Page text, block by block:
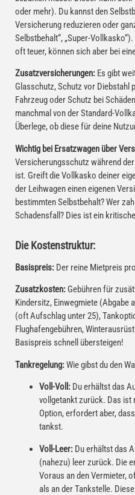
oder mehr). Du kannst den
Versicherung reduzieren oder
Selbstbehalt“, „Super-
oft teuer, können sich aber bei
Zusatzversicherungen: Es gibt
Glasschutz, Schutz vor Diebstahl
Fahrzeug oder Schutz bei
manchmal von der Standard-
Überlege, ob diese für deine
Wichtig bei Ersatzwagen über
Versicherungsschutz während
ist. Greift die Vollkasko deiner
der Leihwagen einen eigenen
bestimmten Selbstbehalt? Wer
Schadensfall? Dies ist ein
Die Kostenstruktur:
Basispreis: Der reine Mietpreis
Zusatzkosten: Gebühren für
Kindersitz, Einwegmiete (Abgabe
(oft Aufschlag unter 25),
Flughafengebühren,
Basispreis schnell übersteigen!
Tankregelung:Wie gibst du den
Voll-Voll: Du erhältst das
vollgetankt zurück. Das ist
Option, erfordert aber,
tankst.
Voll-Leer: Du erhältst das
(nahezu) leer zurück. Die
Voraus an den Vermieter,
als an der Tankstelle.